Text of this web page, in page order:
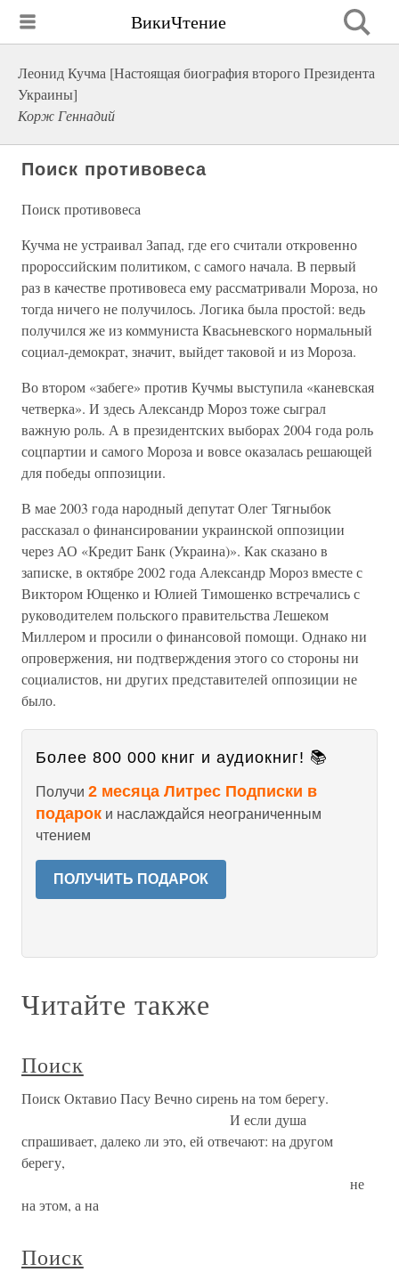
ВикиЧтение
Леонид Кучма [Настоящая биография второго Президента
Украины]
Корж Геннадий
Поиск противовеса
Поиск противовеса
Кучма не устраивал Запад, где его считали откровенно
пророссийским политиком, с самого начала. В первый
раз в качестве противовеса ему рассматривали Мороза, но
тогда ничего не получилось. Логика была простой: ведь
получился же из коммуниста Квасьневского нормальный
социал-демократ, значит, выйдет таковой и из Мороза.
Во втором «забеге» против Кучмы выступила «каневская
четверка». И здесь Александр Мороз тоже сыграл
важную роль. А в президентских выборах 2004 года роль
соцпартии и самого Мороза и вовсе оказалась решающей
для победы оппозиции.
В мае 2003 года народный депутат Олег Тягныбок
рассказал о финансировании украинской оппозиции
через АО «Кредит Банк (Украина)». Как сказано в
записке, в октябре 2002 года Александр Мороз вместе с
Виктором Ющенко и Юлией Тимошенко встречались с
руководителем польского правительства Лешеком
Миллером и просили о финансовой помощи. Однако ни
опровержения, ни подтверждения этого со стороны ни
социалистов, ни других представителей оппозиции не
было.
Более 800 000 книг и аудиокниг! 📚
Получи 2 месяца Литрес Подписки в
подарок и наслаждайся неограниченным
чтением
ПОЛУЧИТЬ ПОДАРОК
Читайте также
Поиск
Поиск Октавио Пасу Вечно сирень на том берегу.
И если душа
спрашивает, далеко ли это, ей отвечают: на другом
берегу,
не
на этом, а на
Поиск